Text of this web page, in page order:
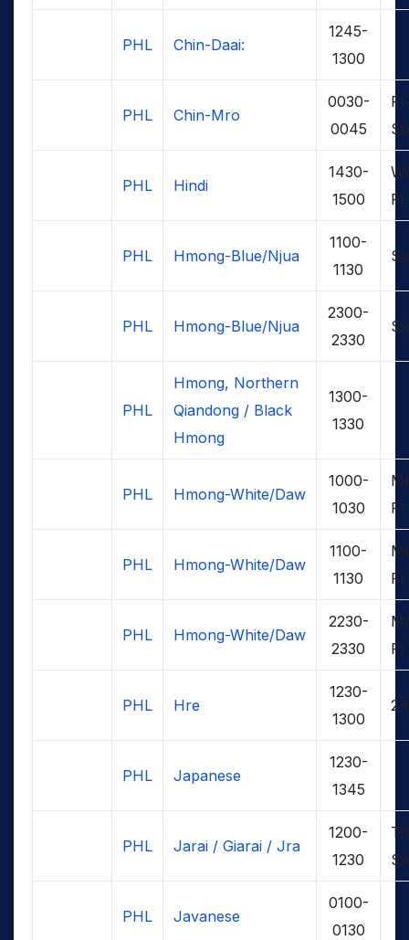
PHL Chin-Daai:
1245-
1300
PHL Chin-Mro
0030-
0045
Su
PHL Hindi
1430-
1500
Fr
PHL Hmong-Blue/Njua
1100-
1130
PHL Hmong-Blue/Njua
2300-
2330
PHL
Hmong, Northern
Qiandong / Black
Hmong
1300-
1330
PHL Hmong-White/Daw
1000-
1030
Fr
PHL Hmong-White/Daw
1100-
1130
Fr
PHL Hmong-White/Daw
2230-
2330
Fr
PHL Hre
1230-
1300
PHL Japanese
1230-
1345
PHL Jarai / Giarai / Jra
1200-
1230
Sa
PHL Javanese
0100-
0130